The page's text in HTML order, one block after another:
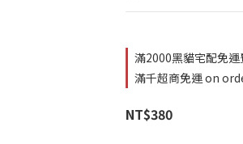
滿2000黑貓宅配免
滿千超商免運 on
NT$380